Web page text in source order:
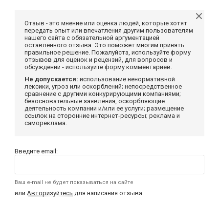
Отзыв - это мнение или оценка людей, которые хотят
передать опыт или впечатления другим пользователям
нашего сайта с обязательной аргументацией
оставленного отзыва. Это поможет многим принять
правильное решение. Пожалуйста, используйте форму
отзывов для оценок и рецензий, для вопросов и
обсуждений - используйте форму комментариев.
Не допускается: использование ненормативной
лексики, угроз или оскорблений; непосредственное
сравнение с другими конкурирующими компаниями;
безосновательные заявления, оскорбляющие
деятельность компании и/или ее услуги; размещение
ссылок на сторонние интернет-ресурсы; реклама и
самореклама.
Введите email:
Ваш e-mail не будет показываться на сайте
или Авторизуйтесь для написания отзыва